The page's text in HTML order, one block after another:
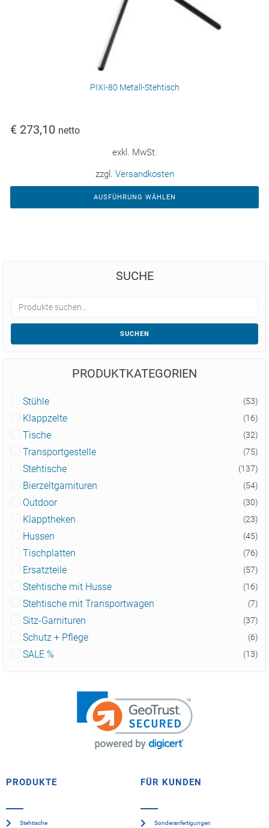
PIXI-80 Metall-Stehtisch
€ 273,10 netto
exkl. MwSt.
zzgl. Versandkosten
AUSFÜHRUNG WÄHLEN
SUCHE
SUCHEN
PRODUKTKATEGORIEN
Stühle (53)
Klappzelte (16)
Tische (32)
Transportgestelle (75)
Stehtische (137)
Bierzeltgarnituren (54)
Outdoor (30)
Klapptheken (23)
Hussen (45)
Tischplatten (76)
Ersatzteile (57)
Stehtische mit Husse (16)
Stehtische mit Transportwagen (7)
Sitz-Garnituren (37)
Schutz + Pflege (6)
SALE % (13)
PRODUKTE
Stehtische
FÜR KUNDEN
Sonderanfertigungen